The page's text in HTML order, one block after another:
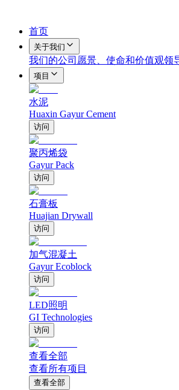
首页
关于我们
我们的公司 愿景、使命和价值观领
项目
水泥
Huaxin Gayur Cement
访问
聚丙烯袋
Gayur Pack
访问
石膏板
Huajian Drywall
访问
加气混凝土
Gayur Ecoblock
访问
LED照明
GI Technologies
访问
查看全部
查看所有项目
查看全部